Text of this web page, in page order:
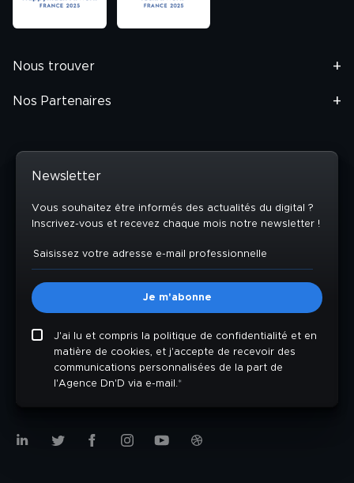
Nous trouver
Nos Partenaires
Newsletter
Vous souhaitez être informés des actualités du digital ?
Inscrivez-vous et recevez chaque mois notre newsletter !
J'ai lu et compris la politique de confidentialité et en
matière de cookies, et j'accepte de recevoir des
communications personnalisées de la part de
l'Agence Dn'D via e-mail.*